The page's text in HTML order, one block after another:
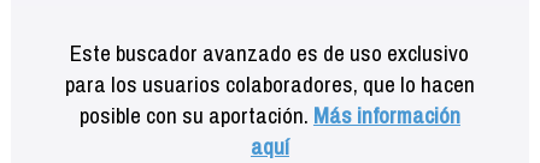
Este buscador avanzado es de uso exclusivo
para los usuarios colaboradores, que lo hacen
posible con su aportación. Más información
aquí